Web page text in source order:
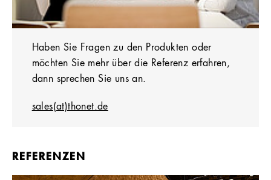
Haben Sie Fragen zu den Produkten oder
möchten Sie mehr über die Referenz erfahren,
dann sprechen Sie uns an.
sales(at)thonet.de
REFERENZEN